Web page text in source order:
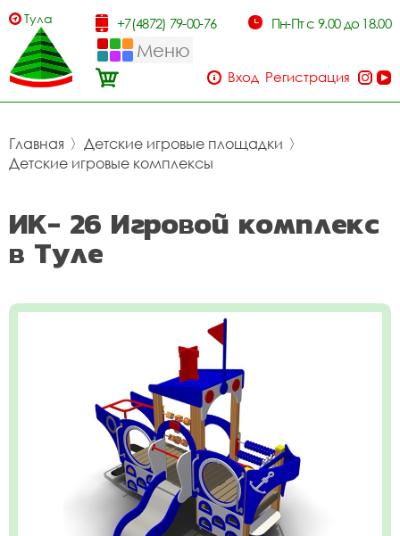
Тула +7(4872) 79-00-76 Пн-Пт с 9.00 до 18.00
Меню
Вход Регистрация
Главная 〉 Детские игровые площадки 〉
Детские игровые комплексы
ИК- 26 Игровой комплекс
в Туле